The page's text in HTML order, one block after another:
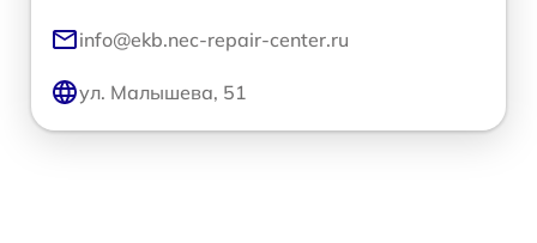
info@ekb.nec-repair-center.ru
ул. Малышева, 51